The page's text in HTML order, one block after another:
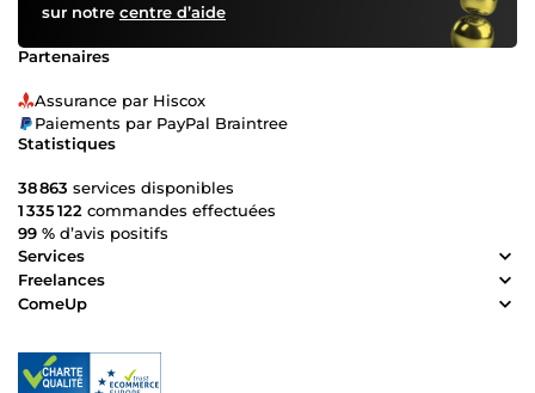
sur notre centre d’aide
Partenaires
Assurance par Hiscox
Paiements par PayPal Braintree
Statistiques
38 863 services disponibles
1 335 122 commandes effectuées
99 % d’avis positifs
Services
Freelances
ComeUp